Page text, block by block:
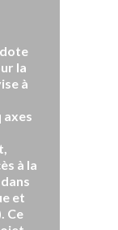
la
à
axes
à la
et
Ce